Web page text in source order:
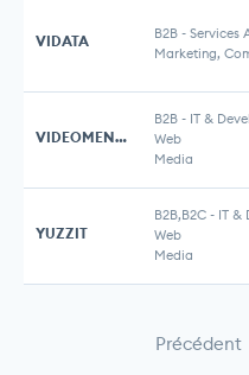
VIDATA B2B - Services
Marketing,
VIDEOMENTHE
B2B - IT &
Web
Media
YUZZIT
B2B,B2C - IT &
Web
Media
Précédent